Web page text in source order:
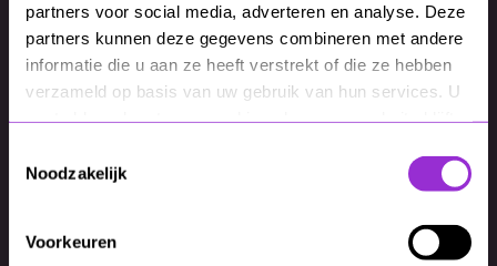
partners voor social media, adverteren en analyse. Deze
partners kunnen deze gegevens combineren met andere
informatie die u aan ze heeft verstrekt of die ze hebben
verzameld op basis van uw gebruik van hun services. U
Noodzakelijk
Voorkeuren
meetbaar via
tools
meetbaar,
maar in
ontwikkeling
Moet ik mijn SEO-strategie helemaal omgooien?
Nee, maar je moet wel slimmer gaan schrijven.
Denk niet alleen aan ranking, maar ook aan